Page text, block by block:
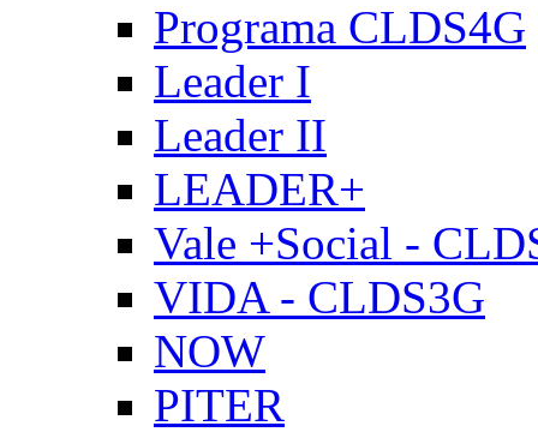
Programa CLDS4G
Leader I
Leader II
LEADER+
Vale +Social -
VIDA - CLDS3G
NOW
PITER